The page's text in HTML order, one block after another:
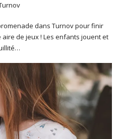
dans Turnov pour finir
de jeux ! Les enfants jouent et